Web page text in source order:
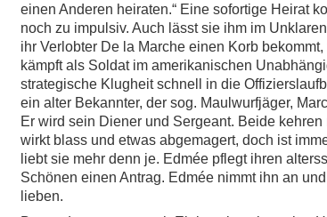
einen Anderen heiraten.“ Eine sofortige Heirat
noch zu impulsiv. Auch lässt sie ihm im
ihr Verlobter De la Marche einen Korb
kämpft als Soldat im amerikanischen
strategische Klugheit schnell in die
ein alter Bekannter, der sog. Maulwurfjäger,
Er wird sein Diener und Sergeant. Beide
wirkt blass und etwas abgemagert, doch ist
liebt sie mehr denn je. Edmée pflegt ihren
Schönen einen Antrag. Edmée nimmt ihn an
lieben.